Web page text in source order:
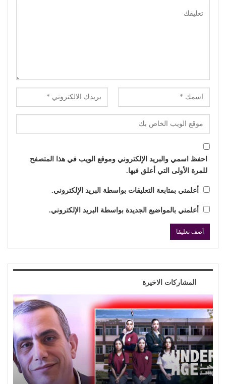
احفظ اسمي والبريد الإلكتروني وموقع الويب في هذا المتصفح
للمرة الأولى التي أعلق فيها.
أعلمني بمتابعة التعليقات بواسطة البريد الإلكتروني.
أعلمني بالمواضيع الجديدة بواسطة البريد الإلكتروني.
المشاركات الاخيرة